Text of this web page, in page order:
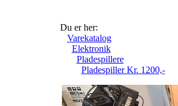
Du er her:
Varekatalog
Elektronik
Pladespillere
Pladespiller Kr. 1200,-